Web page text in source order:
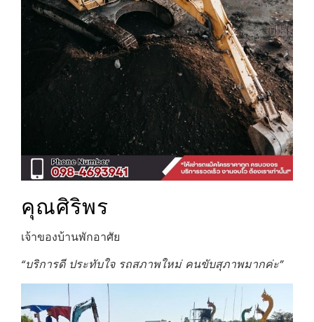
คุณศิริพร
เจ้าของบ้านพักอาศัย
“บริการดี ประทับใจ รถสภาพใหม่ คนขับสุภาพมากค่ะ”